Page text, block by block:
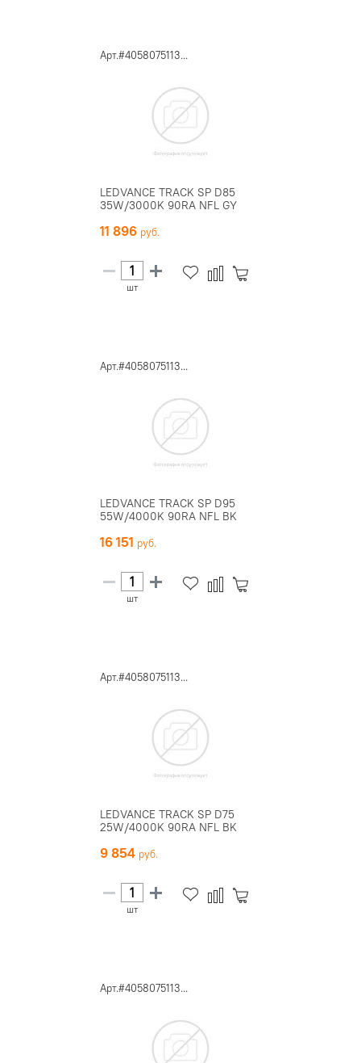
Арт.#4058075113...
LEDVANCE TRACK SP D85
35W/3000K 90RA NFL GY
11 896
шт
Арт.#4058075113...
LEDVANCE TRACK SP D95
55W/4000K 90RA NFL BK
16 151
шт
Арт.#4058075113...
LEDVANCE TRACK SP D75
25W/4000K 90RA NFL BK
9 854
шт
Арт.#4058075113...